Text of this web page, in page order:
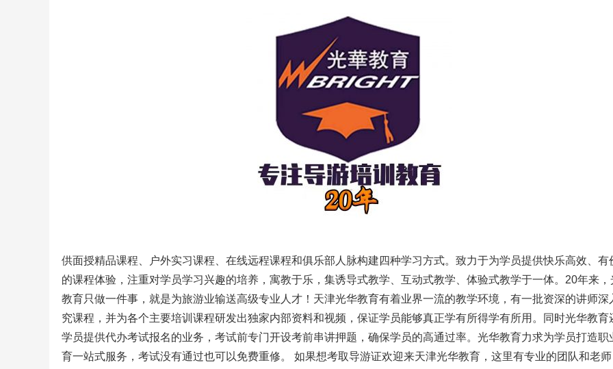
供面授精品课程、户外实习课程、在线远程课程和俱乐部人脉构建四种学习方式。致力于为学员提供快乐高效、有
的课程体验，注重对学员学习兴趣的培养，寓教于乐，集诱导式教学、互动式教学、体验式教学于一体。20年来，
教育只做一件事，就是为旅游业输送高级专业人才！天津光华教育有着业界一流的教学环境，有一批资深的讲师深
究课程，并为各个主要培训课程研发出独家内部资料和视频，保证学员能够真正学有所得学有所用。同时光华教育
学员提供代办考试报名的业务，考试前专门开设考前串讲押题，确保学员的高通过率。光华教育力求为学员打造职
育一站式服务，考试没有通过也可以免费重修。 如果想考取导游证欢迎来天津光华教育，这里有专业的团队和老